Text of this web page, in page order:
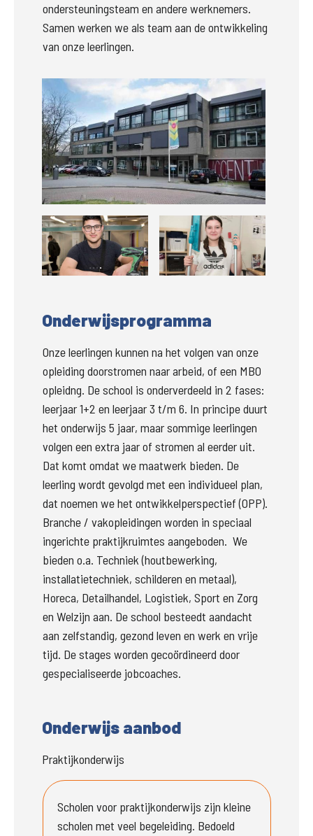
ondersteuningsteam en andere werknemers.
Samen werken we als team aan de ontwikkeling
van onze leerlingen.
Groter
Groter Groter
Onderwijsprogramma
Onze leerlingen kunnen na het volgen van onze
opleiding doorstromen naar arbeid, of een MBO
opleidng. De school is onderverdeeld in 2 fases:
leerjaar 1+2 en leerjaar 3 t/m 6. In principe duurt
het onderwijs 5 jaar, maar sommige leerlingen
volgen een extra jaar of stromen al eerder uit.
Dat komt omdat we maatwerk bieden. De
leerling wordt gevolgd met een individueel plan,
dat noemen we het ontwikkelperspectief (OPP).
Branche / vakopleidingen worden in speciaal
ingerichte praktijkruimtes aangeboden.  We
bieden o.a. Techniek (houtbewerking,
installatietechniek, schilderen en metaal),
Horeca, Detailhandel, Logistiek, Sport en Zorg
en Welzijn aan. De school besteedt aandacht
aan zelfstandig, gezond leven en werk en vrije
tijd. De stages worden gecoördineerd door
gespecialiseerde jobcoaches.
Onderwijs aanbod
Praktijkonderwijs
Scholen voor praktijkonderwijs zijn kleine
scholen met veel begeleiding. Bedoeld